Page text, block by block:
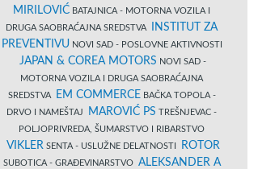
MIRILOVIĆ BATAJNICA - MOTORNA VOZILA I
DRUGA SAOBRAĆAJNA SREDSTVA
INSTITUT ZA
PREVENTIVUNOVI SAD - POSLOVNE AKTIVNOSTI
JAPAN & COREA MOTORS NOVI SAD -
MOTORNA VOZILA I DRUGA SAOBRAĆAJNA
SREDSTVA
EM COMMERCE BAČKA TOPOLA -
DRVO I NAMEŠTAJ
MAROVIĆ PS TREŠNJEVAC -
POLJOPRIVREDA, ŠUMARSTVO I RIBARSTVO
VIKLER SENTA - USLUŽNE DELATNOSTI ROTOR
SUBOTICA - GRAĐEVINARSTVO ALEKSANDER A